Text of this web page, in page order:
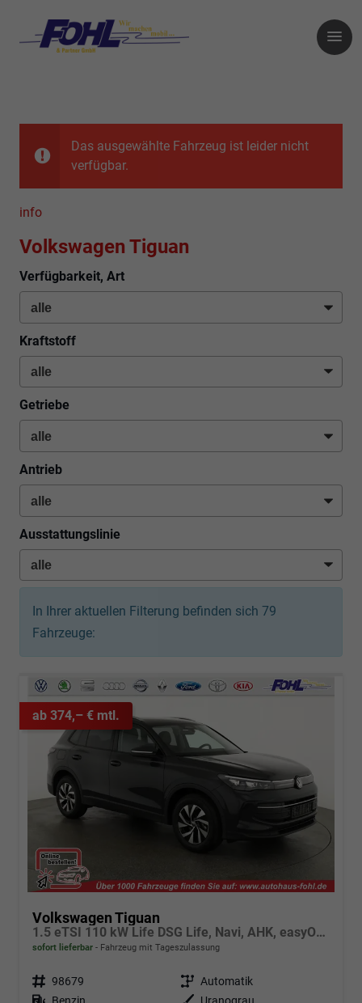
Das ausgewählte Fahrzeug ist leider nicht
verfügbar.
info
Volkswagen Tiguan
Verfügbarkeit, Art
Kraftstoff
Getriebe
Antrieb
Ausstattungslinie
In Ihrer aktuellen Filterung befinden sich 79
Fahrzeuge:
ab 374,– € mtl.
Volkswagen Tiguan
1.5 eTSI 110 kW Life DSG Life, Navi, AHK, easyOpen, LED-Plus, Kamera
sofort lieferbar Fahrzeug mit Tageszulassung
Fahrzeugnr. 98679 Getriebe Automatik
Kraftstoff Benzin Außenfarbe
Uranograu